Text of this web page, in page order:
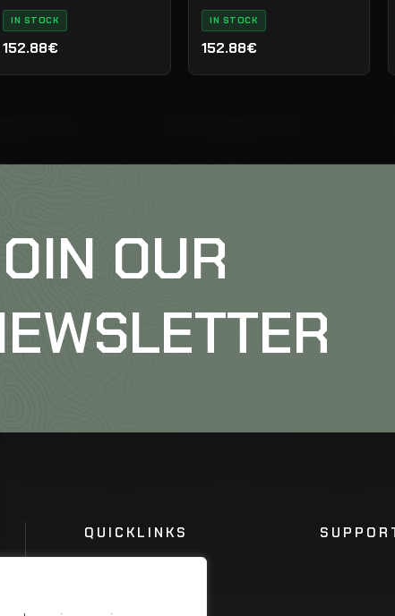
IN STOCK
152.88€
IN STOCK
152.88€
OUR
QUICKLINKS